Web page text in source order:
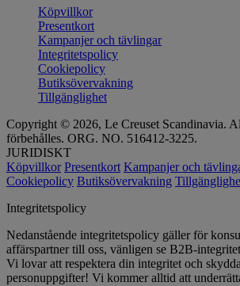
Köpvillkor
Presentkort
Kampanjer och tävlingar
Integritetspolicy
Cookiepolicy
Butiksövervakning
Tillgänglighet
Copyright © 2026, Le Creuset Scandinavia.
förbehålles. ORG. NO. 516412-3225.
JURIDISKT
Köpvillkor Presentkort Kampanjer och
Cookiepolicy Butiksövervakning
Integritetspolicy
Nedanstående integritetspolicy gäller för
affärspartner till oss, vänligen se B2B-
Vi lovar att respektera din integritet och
personuppgifter! Vi kommer alltid att